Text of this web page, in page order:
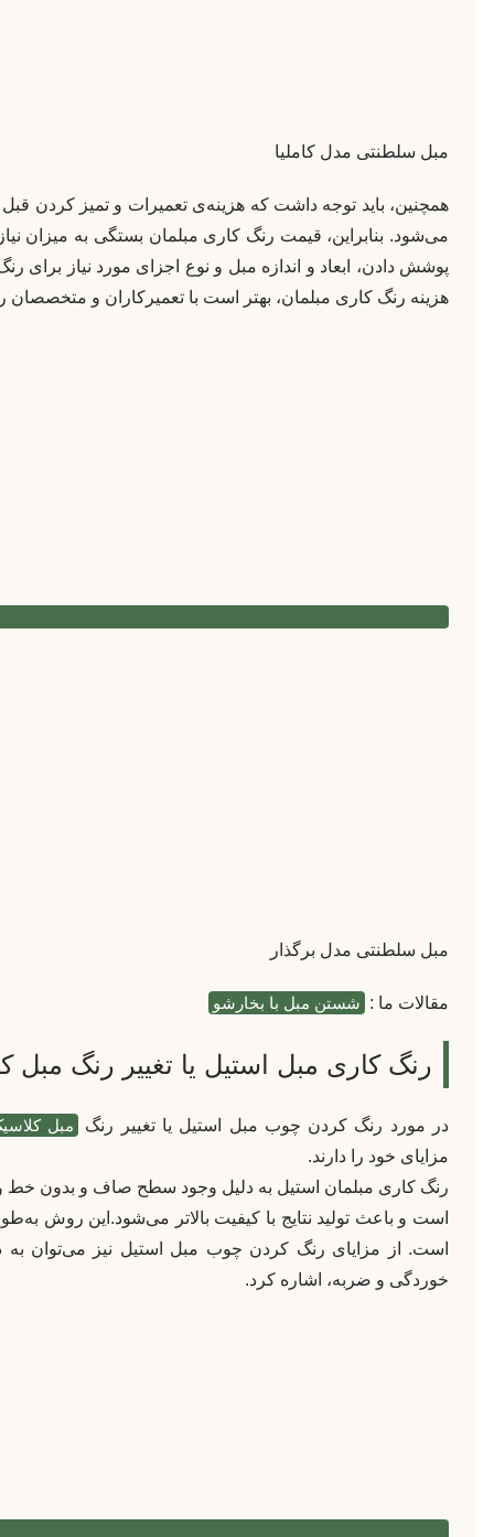
مبل سلطنتی مدل کاملیا
همچنین، باید توجه داشت که هزینه‌ی تعمیرات و تمیز کردن
می‌شود. بنابراین، قیمت رنگ کاری مبلمان بستگی به میزان
پوشش دادن، ابعاد و اندازه مبل و نوع اجزای مورد نیاز برای
هزینه رنگ کاری مبلمان، بهتر است با تعمیرکاران و
مبل سلطنتی مدل برگذار
مقالات ما : شستن مبل با بخارشو
رنگ کاری مبل استیل یا تغییر رنگ مبل
در مورد رنگ كردن چوب مبل استيل یا تغییر رنگ
مبل
مزایای خود را دارند.
رنگ کاری مبلمان استیل به دلیل وجود سطح صاف و بدون خط و
است و باعث تولید نتایج با کیفیت بالاتر می‌شود.این روش
است. از مزایای رنگ كردن چوب مبل استيل نیز می‌توان به
خوردگی و ضربه، اشاره کرد.